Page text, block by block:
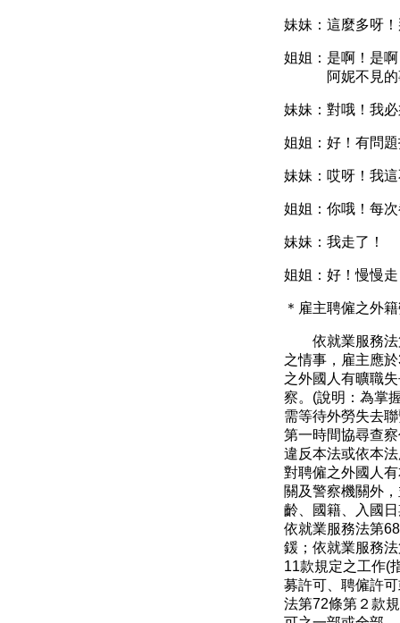
妹妹：這麼多呀
姐姐：是啊！是
阿妮不見
妹妹：對哦！我
姐姐：好！有問
妹妹：哎呀！我
姐姐：你哦！每
妹妹：我走了！
姐姐：好！慢慢
＊雇主聘僱之外
依就業服務
之情事，雇主應於
之外國人有曠職
察。 (說明：為掌
需等待外勞失去
第一時間協尋查
違反本法或依本
對聘僱之外國人
關及警察機關外
齡、國籍、入國
依就業服務法第68
鍰；依就業服務
11款規定之工作(
募許可、聘僱許
法第72條第２款